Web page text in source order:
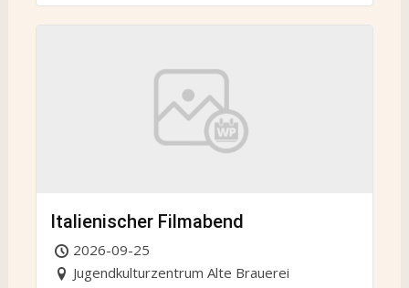
Italienischer Filmabend
2026-09-25
Jugendkulturzentrum Alte Brauerei